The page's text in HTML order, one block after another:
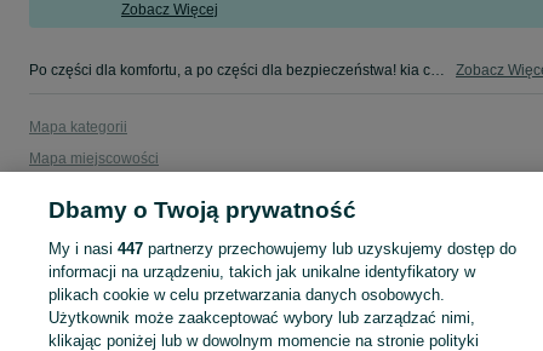
Zobacz Więcej
Po części dla komfortu, a po części dla bezpieczeństwa! kia ceed w Twojej okolicy - tylko w kategorii Części samochodowe na OLX! Zobacz
Mapa kategorii
Mapa miejscowości
Popularne wyszukiwania
Dbamy o Twoją prywatność
My i nasi 447partnerzy przechowujemy lub uzyskujemy dostęp do
informacji na urządzeniu, takich jak unikalne identyfikatory w
plikach cookie w celu przetwarzania danych osobowych.
Użytkownik może zaakceptować wybory lub zarządzać nimi,
klikając poniżej lub w dowolnym momencie na stronie polityki